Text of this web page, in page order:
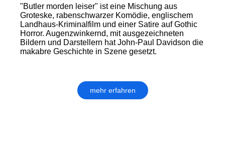
"Butler morden leiser" ist eine Mischung aus
Groteske, rabenschwarzer Komödie, englischem
Landhaus-Kriminalfilm und einer Satire auf Gothic
Horror. Augenzwinkernd, mit ausgezeichneten
Bildern und Darstellern hat John-Paul Davidson die
makabre Geschichte in Szene gesetzt.
mehr erfahren